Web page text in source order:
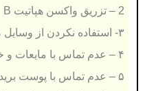
2 – تزریق واكسن هپاتیت B
۳- استفاده نکردن از وسایل مشترک با بیمار
۴ – عدم تماس با مایعات و خون بیمار
۵ – عدم تماس با پوست بریده یا زخم شدۀ بیمار